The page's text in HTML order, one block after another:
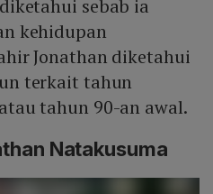
sebab ia
kehidupan
Jonathan diketahui
terkait tahun
tahun 90-an awal.
Natakusuma